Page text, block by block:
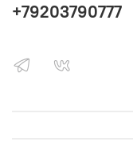
+79203790777